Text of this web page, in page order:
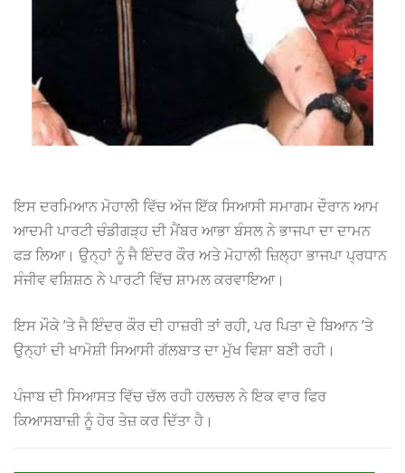
ਇਸ ਦਰਮਿਆਨ ਮੋਹਾਲੀ ਵਿੱਚ ਅੱਜ ਇੱਕ ਸਿਆਸੀ ਸਮਾਗਮ ਦੌਰਾਨ ਆਮ
ਆਦਮੀ ਪਾਰਟੀ ਚੰਡੀਗੜ੍ਹ ਦੀ ਮੈਂਬਰ ਆਭਾ ਬੰਸਲ ਨੇ ਭਾਜਪਾ ਦਾ ਦਾਮਨ
ਫੜ ਲਿਆ। ਉਨ੍ਹਾਂ ਨੂੰ ਜੈ ਇੰਦਰ ਕੌਰ ਅਤੇ ਮੋਹਾਲੀ ਜ਼ਿਲ੍ਹਾ ਭਾਜਪਾ ਪ੍ਰਧਾਨ
ਸੰਜੀਵ ਵਸ਼ਿਸ਼ਠ ਨੇ ਪਾਰਟੀ ਵਿੱਚ ਸ਼ਾਮਲ ਕਰਵਾਇਆ।
ਇਸ ਮੌਕੇ ’ਤੇ ਜੈ ਇੰਦਰ ਕੌਰ ਦੀ ਹਾਜ਼ਰੀ ਤਾਂ ਰਹੀ, ਪਰ ਪਿਤਾ ਦੇ ਬਿਆਨ ’ਤੇ
ਉਨ੍ਹਾਂ ਦੀ ਖਾਮੋਸ਼ੀ ਸਿਆਸੀ ਗੱਲਬਾਤ ਦਾ ਮੁੱਖ ਵਿਸ਼ਾ ਬਣੀ ਰਹੀ।
ਪੰਜਾਬ ਦੀ ਸਿਆਸਤ ਵਿੱਚ ਚੱਲ ਰਹੀ ਹਲਚਲ ਨੇ ਇਕ ਵਾਰ ਫਿਰ
ਕਿਆਸਬਾਜ਼ੀ ਨੂੰ ਹੋਰ ਤੇਜ਼ ਕਰ ਦਿੱਤਾ ਹੈ।